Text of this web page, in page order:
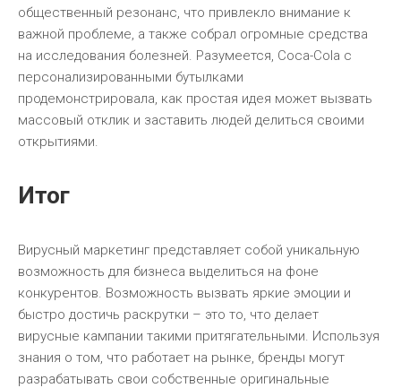
общественный резонанс, что привлекло внимание к
важной проблеме, а также собрал огромные средства
на исследования болезней. Разумеется, Coca-Cola с
персонализированными бутылками
продемонстрировала, как простая идея может вызвать
массовый отклик и заставить людей делиться своими
открытиями.
Итог
Вирусный маркетинг представляет собой уникальную
возможность для бизнеса выделиться на фоне
конкурентов. Возможность вызвать яркие эмоции и
быстро достичь раскрутки – это то, что делает
вирусные кампании такими притягательными. Используя
знания о том, что работает на рынке, бренды могут
разрабатывать свои собственные оригинальные